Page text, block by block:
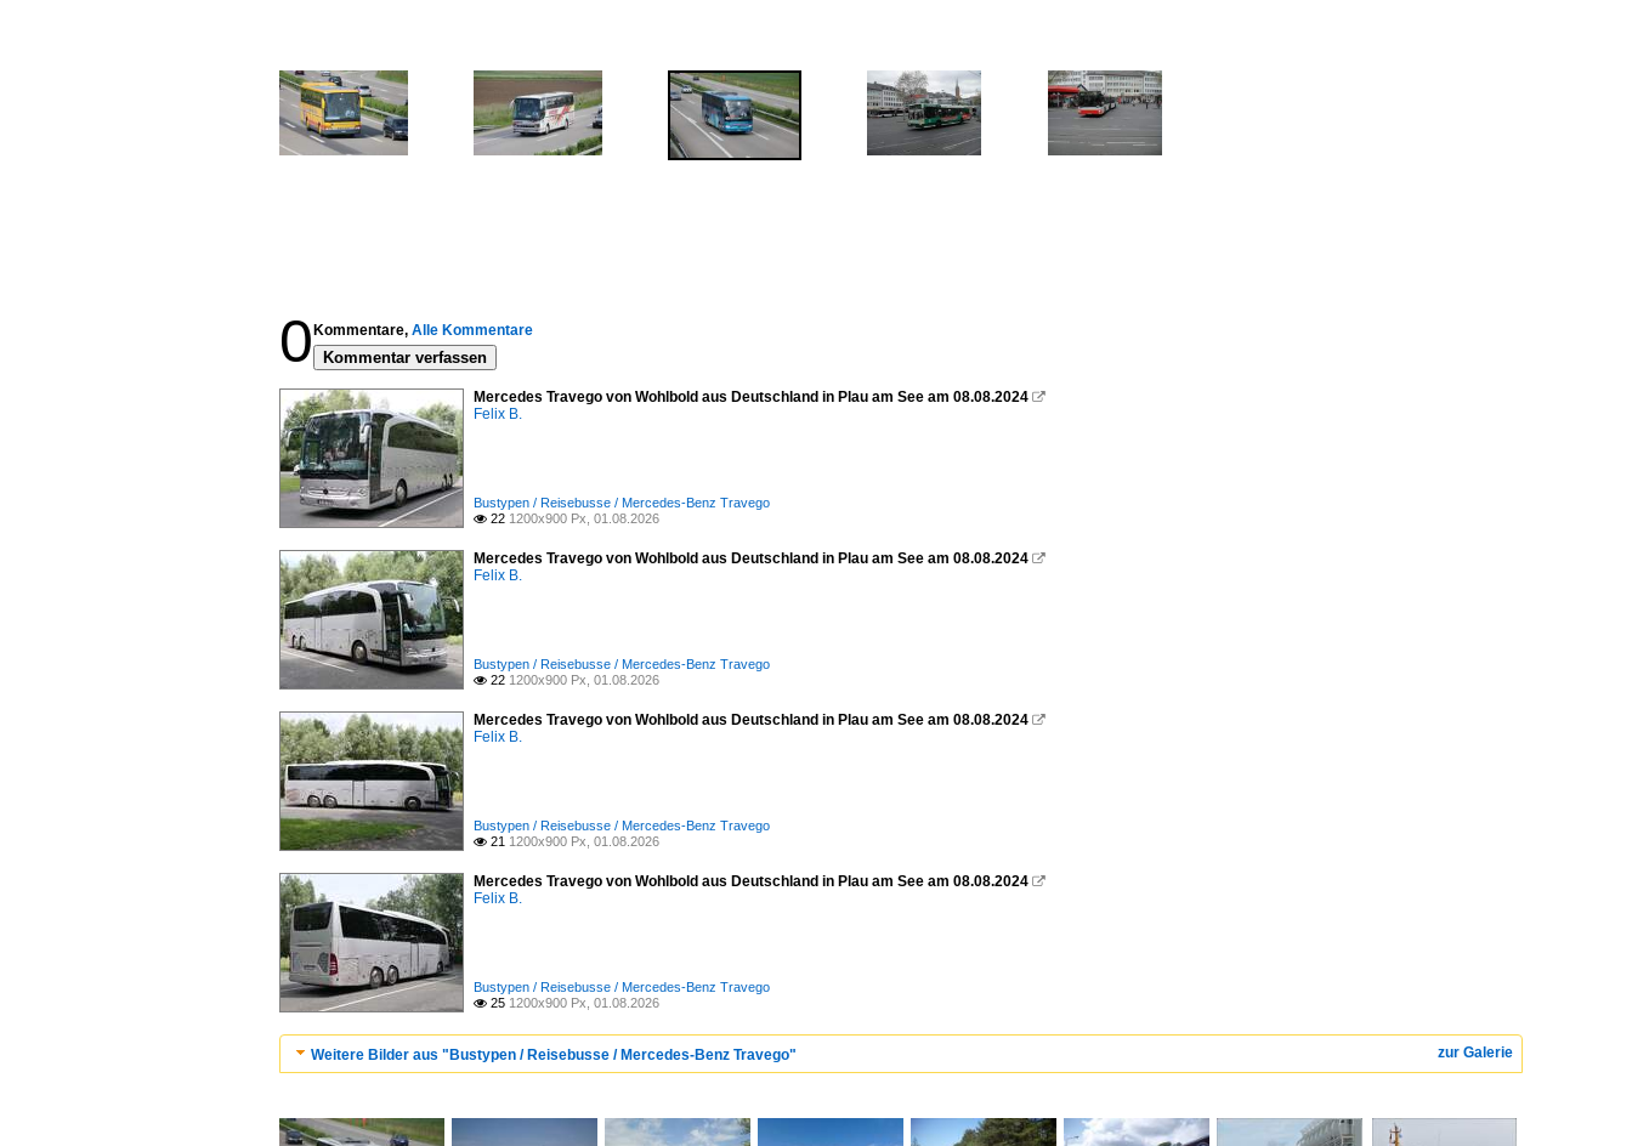
0 Kommentare, Alle Kommentare
Kommentar verfassen
Mercedes Travego von Wohlbold aus Deutschland in Plau am See am 08.08.2024 
Felix B.
Bustypen / Reisebusse / Mercedes-Benz Travego
 22 1200x900 Px, 01.08.2026
Mercedes Travego von Wohlbold aus Deutschland in Plau am See am 08.08.2024 
Felix B.
Bustypen / Reisebusse / Mercedes-Benz Travego
 22 1200x900 Px, 01.08.2026
Mercedes Travego von Wohlbold aus Deutschland in Plau am See am 08.08.2024 
Felix B.
Bustypen / Reisebusse / Mercedes-Benz Travego
 21 1200x900 Px, 01.08.2026
Mercedes Travego von Wohlbold aus Deutschland in Plau am See am 08.08.2024 
Felix B.
Bustypen / Reisebusse / Mercedes-Benz Travego
 25 1200x900 Px, 01.08.2026
zur Galerie
Weitere Bilder aus "Bustypen / Reisebusse / Mercedes-Benz Travego"